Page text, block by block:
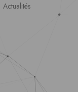
Actualités